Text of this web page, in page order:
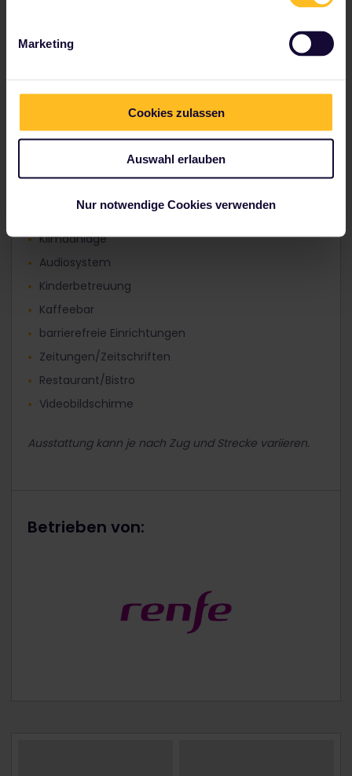
Marketing
Cookies zulassen
Auswahl erlauben
Nur notwendige Cookies verwenden
1. (Elige Confort): 13,00 €
Ausstattung und
Services
Klimaanlage
Audiosystem
Kinderbetreuung
Kaffeebar
barrierefreie Einrichtungen
Zeitungen/Zeitschriften
Restaurant/Bistro
Videobildschirme
Ausstattung kann je nach Zug und Strecke variieren.
Betrieben von: